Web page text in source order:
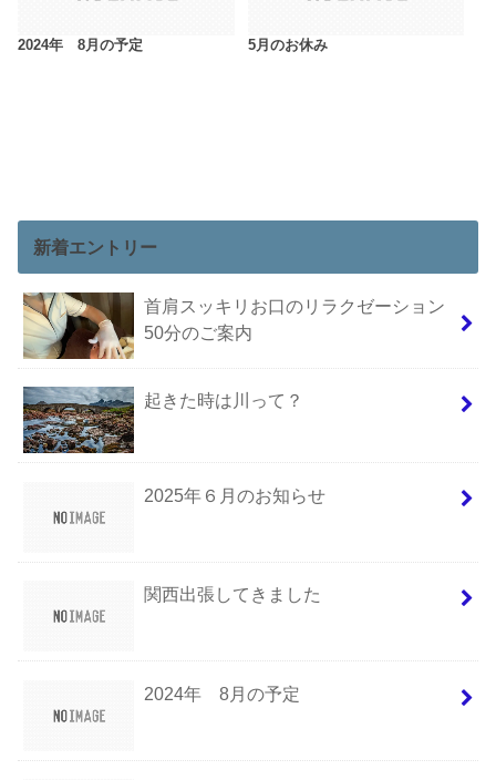
2024年 8月の予定 5月のお休み
新着エントリー
首肩スッキリお口のリラクゼーション
50分のご案内
起きた時は川って？
2025年６月のお知らせ
関西出張してきました
2024年 8月の予定